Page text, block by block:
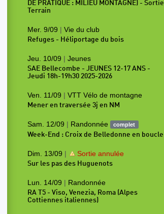
DE PRATIQUE : MILIEU MONTAGNE) - Sortie
Terrain
Mer. 9/09 | Vie du club
Refuges - Héliportage du bois
Jeu. 10/09 | Jeunes
SAE Bellecombe - JEUNES 12-17 ANS -
Jeudi 18h-19h30 2025-2026
Ven. 11/09 | VTT Vélo de montagne
Mener en traversée 3j en NM
Sam. 12/09 | Randonnée complet
Week-End : Croix de Belledonne en boucle
Dim. 13/09 | Sortie annulée
Sur les pas des Huguenots
Lun. 14/09 | Randonnée
RA T5 - Viso, Venezia, Roma (Alpes
Cottiennes italiennes)